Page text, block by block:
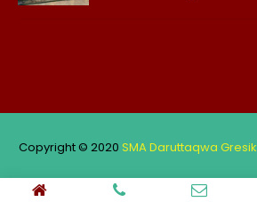
Copyright © 2020 SMA Daruttaqwa Gresik